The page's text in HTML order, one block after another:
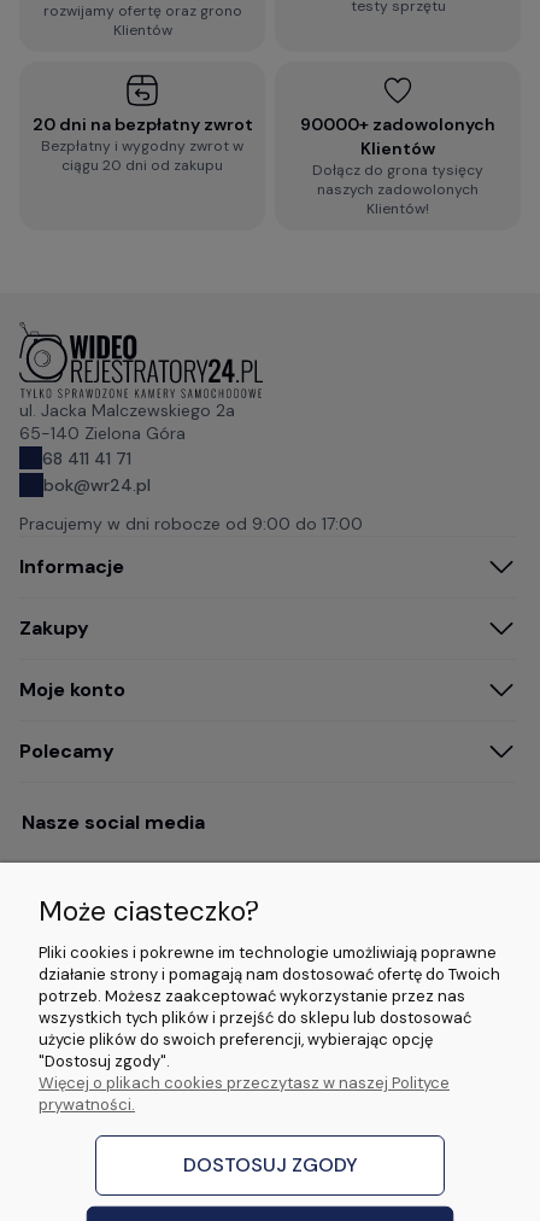
rozwijamy ofertę oraz grono
Klientów
testy sprzętu
20 dni na bezpłatny zwrot
Bezpłatny i wygodny zwrot w
ciągu 20 dni od zakupu
90000+ zadowolonych
Klientów
Dołącz do grona tysięcy
naszych zadowolonych
Klientów!
ul. Jacka Malczewskiego 2a
65-140 Zielona Góra
68 411 41 71
bok@wr24.pl
Pracujemy w dni robocze od 9:00 do 17:00
Informacje
Zakupy
Moje konto
Polecamy
Nasze social media
Opinie i wyróżnienia
5.0/5.0 (5000+
opinii)
5.0/5.0 (5000+
opinii)
4.9/5.0 (120+
opinii)
© 2026 www.wideorejestratory24.pl. Wszelkie prawa zastrzeżone.
Sklep własności firmy ZOYA LAB Arkadiusz Dawid Lorenz
ul. Jacka Malczewskiego 2A, 65-140 Zielona Góra NIP: 9730587206 REGON:
Sklep internetowy Shoper Premium
Może ciasteczko?
Pliki cookies i pokrewne im technologie umożliwiają poprawne
działanie strony i pomagają nam dostosować ofertę do Twoich
potrzeb. Możesz zaakceptować wykorzystanie przez nas
wszystkich tych plików i przejść do sklepu lub dostosować
użycie plików do swoich preferencji, wybierając opcję
"Dostosuj zgody".
Więcej o plikach cookies przeczytasz w naszej Polityce
prywatności.
DOSTOSUJ ZGODY